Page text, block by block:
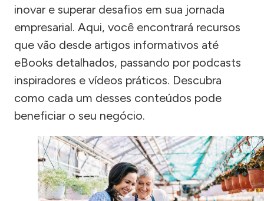
inovar e superar desafios em sua jornada
empresarial. Aqui, você encontrará recursos
que vão desde artigos informativos até
eBooks detalhados, passando por podcasts
inspiradores e vídeos práticos. Descubra
como cada um desses conteúdos pode
beneficiar o seu negócio.